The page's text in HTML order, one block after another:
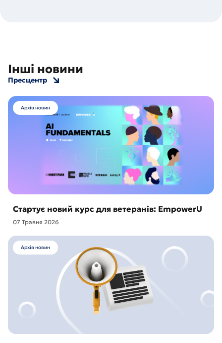
Інші новини
Пресцентр
Архів новин
Стартує новий курс для ветеранів: EmpowerU
07 Травня 2026
Архів новин